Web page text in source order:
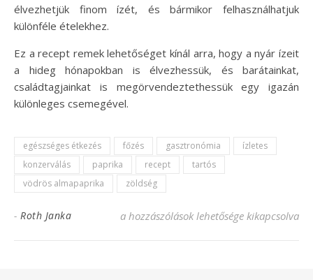
élvezhetjük finom ízét, és bármikor felhasználhatjuk
különféle ételekhez.
Ez a recept remek lehetőséget kínál arra, hogy a nyár ízeit
a hideg hónapokban is élvezhessük, és barátainkat,
családtagjainkat is megörvendeztethessük egy igazán
különleges csemegével.
egészséges étkezés főzés gasztronómia
ízletes
konzerválás
paprika recept
tartós
vödrös almapaprika
zöldség
- Roth Janka Vödrös almapaprika recept – ízletes és
a hozzászólások lehetősége kikapcsolva